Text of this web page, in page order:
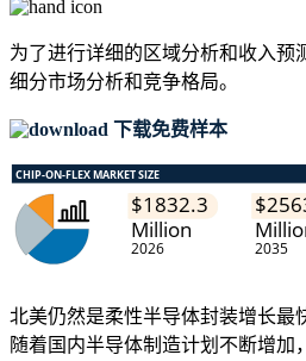
为了进行详细的区域分析和收入预
细分市场分析和竞争格局。
下载免费样本
北美仍然是柔性半导体封装增长最
随着国内半导体制造计划不断增加